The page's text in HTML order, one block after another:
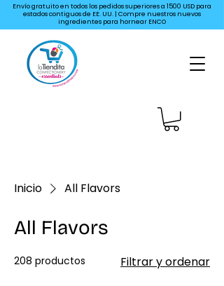
Envío gratuito en todos los pedidos superiores a 1500 USD para
estados contiguos de EE. UU. | Compre nuestros nuevos
ingredientes para hornear ENCO
Inicio All Flavors
All Flavors
208 productos Filtrar y ordenar